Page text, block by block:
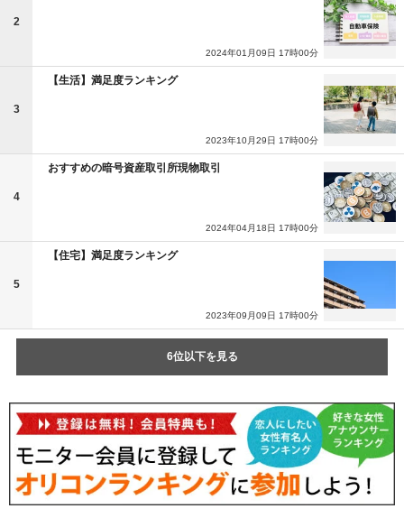
2
2024年01月09日 17時00分
3
【生活】満足度ランキング
2023年10月29日 17時00分
4
おすすめの暗号資産取引所現物取引
2024年04月18日 17時00分
5
【住宅】満足度ランキング
2023年09月09日 17時00分
6位以下を見る